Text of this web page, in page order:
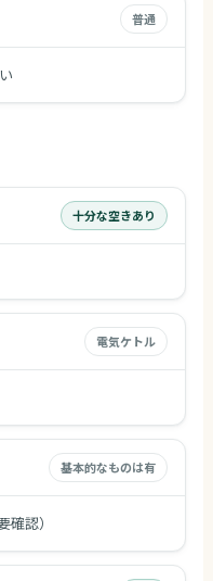
普通
十分な空きあり
電気ケトル
基本的なものは有
認）